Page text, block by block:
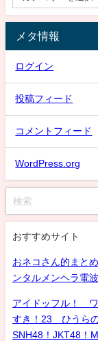
メタ情報
ログイン
投稿フィード
コメントフィード
WordPress.org
おすすめサイト
おネコさん的まと
ンタルメンヘラ電
アイドッフル！
すき！23 ひうら
SNH48！JKT48！